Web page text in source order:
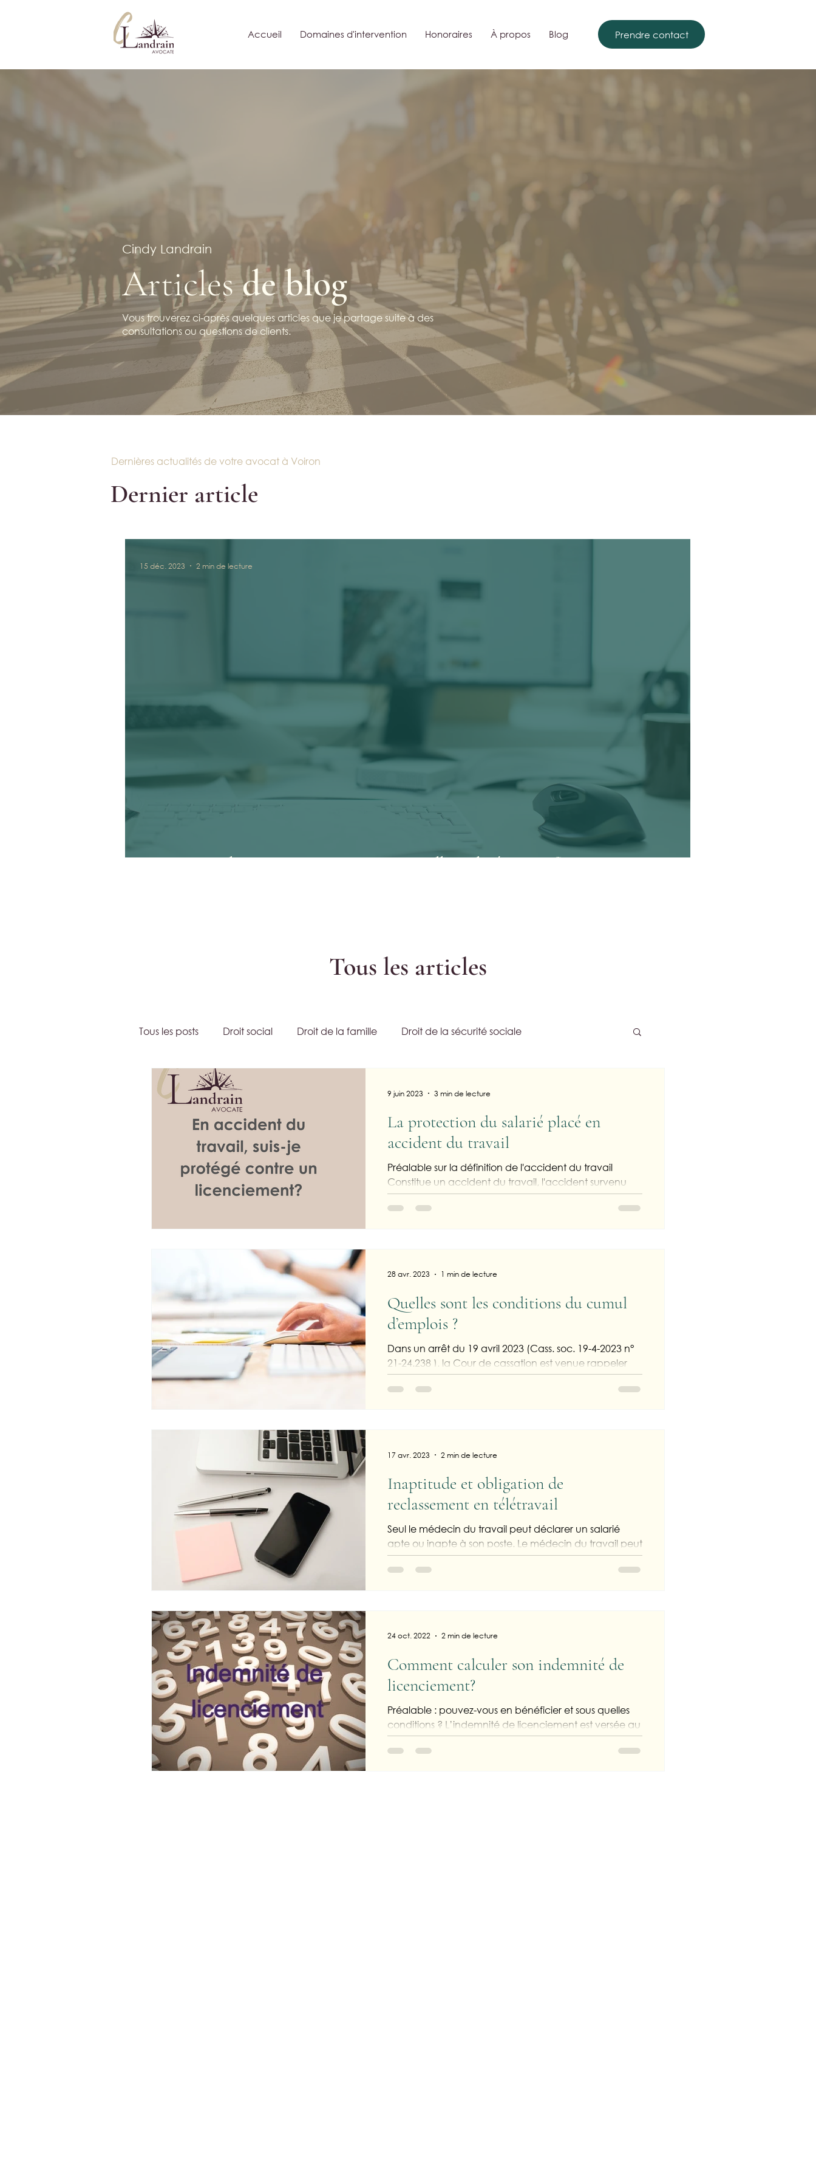
Accueil Domaines d'intervention Honoraires À propos Blog Prendre contact
Cindy Landrain
Articlesde blog
Vous trouverez ci-après quelques articles que je partage suite à des
consultations ou questions de clients.
Dernières actualités de votre avocat à Voiron
Dernier article
Peut-on conclure une rupture conventionnelle malgré un conflit?
15 déc. 2023 2 min de lecture
Tous les articles
Tous les posts Droit social Droit de la famille Droit de la sécurité sociale
La protection du salarié placé en
accident du travail
Préalable sur la définition de l'accident du travail
Constitue un accident du travail, l'accident survenu
par le fait ou à l'occasion du...
9 juin 2023 3 min de lecture
Quelles sont les conditions du cumul
d’emplois ?
Dans un arrêt du 19 avril 2023 (Cass. soc. 19-4-2023 n°
21-24.238 ), la Cour de cassation est venue rappeler
que le cumul d’emplois était...
28 avr. 2023 1 min de lecture
Inaptitude et obligation de
reclassement en télétravail
Seul le médecin du travail peut déclarer un salarié
apte ou inapte à son poste. Le médecin du travail peut
également proposer des...
17 avr. 2023 2 min de lecture
Comment calculer son indemnité de
licenciement?
Préalable : pouvez-vous en bénéficier et sous quelles
conditions ? L’indemnité de licenciement est versée au
salarié disposant d’au moins...
24 oct. 2022 2 min de lecture